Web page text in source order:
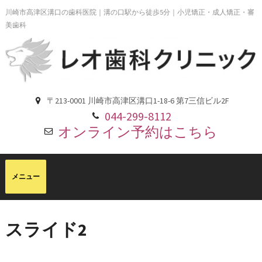
川崎市高津区溝口の歯科医院｜溝の口駅から徒歩5分｜小児矯正・成人矯正・審
美歯科
〒213-0001 川崎市高津区溝口1-18-6 第7三信ビル2F
044-299-8112
オンライン予約はこちら
スライド2